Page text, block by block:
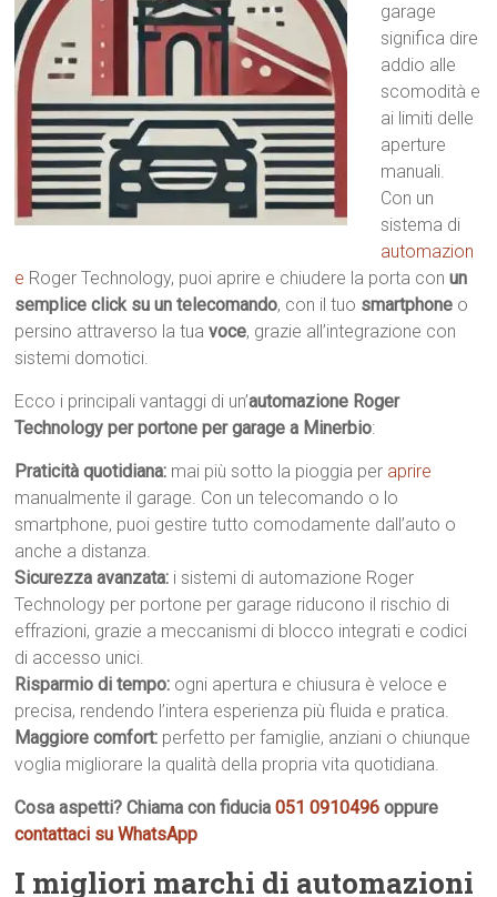
garage
significa dire
addio alle
scomodità e
ai limiti delle
aperture
manuali.
Con un
sistema di
automazion
e Roger Technology, puoi aprire e chiudere la porta conun
semplice click su un telecomando, con il tuo smartphone o
persino attraverso la tuavoce, grazie all’integrazione con
sistemi domotici.
Ecco i principali vantaggi di un’automazione Roger
Technology per portone per garage a Minerbio:
Praticità quotidiana: mai più sotto la pioggia per aprire
manualmente il garage. Con un telecomando o lo
smartphone, puoi gestire tutto comodamente dall’auto o
anche a distanza.
Sicurezza avanzata: i sistemi di automazione Roger
Technology per portone per garage riducono il rischio di
effrazioni, grazie a meccanismi di blocco integrati e codici
di accesso unici.
Risparmio di tempo: ogni apertura e chiusura è veloce e
precisa, rendendo l’intera esperienza più fluida e pratica.
Maggiore comfort: perfetto per famiglie, anziani o chiunque
voglia migliorare la qualità della propria vita quotidiana.
Cosa aspetti? Chiama con fiducia051 0910496 oppure
contattaci su WhatsApp
I migliori marchi di automazioni